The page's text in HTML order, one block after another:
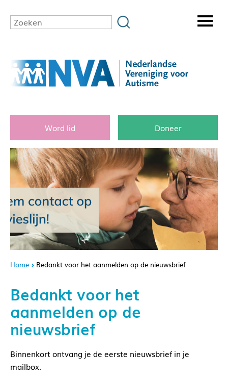
Word lid Doneer
Home Bedankt voor het aanmelden op de nieuwsbrief
Bedankt voor het
aanmelden op de
nieuwsbrief
Binnenkort ontvang je de eerste nieuwsbrief in je
mailbox.